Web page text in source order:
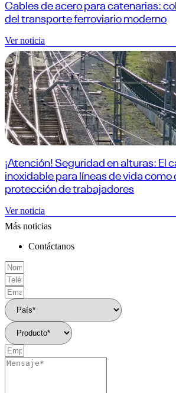
Cables de acero para catenarias:
del transporte ferroviario moderno
Ver noticia
¡Atención! Seguridad en alturas: El
inoxidable para líneas de vida como
protección de trabajadores
Ver noticia
Más noticias
Contáctanos